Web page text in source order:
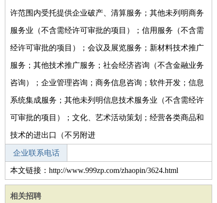
许范围内受托提供企业破产、清算服务；其他未列明商务
服务业（不含需经许可审批的项目）；信用服务（不含需
经许可审批的项目）；会议及展览服务；新材料技术推广
服务；其他技术推广服务；社会经济咨询（不含金融业务
咨询）；企业管理咨询；商务信息咨询；软件开发；信息
系统集成服务；其他未列明信息技术服务业（不含需经许
可审批的项目）；文化、艺术活动策划；经营各类商品和
技术的进出口（不另附进
企业联系电话
本文链接：http://www.999zp.com/zhaopin/3624.html
相关招聘